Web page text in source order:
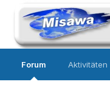
Forum Aktivitäten